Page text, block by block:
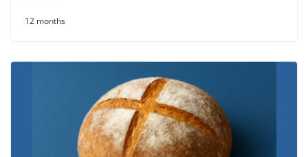
12 months